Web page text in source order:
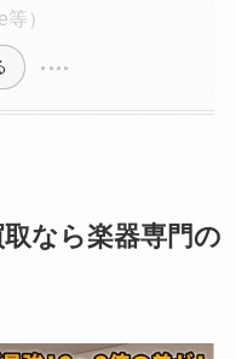
）
なら楽器専門の